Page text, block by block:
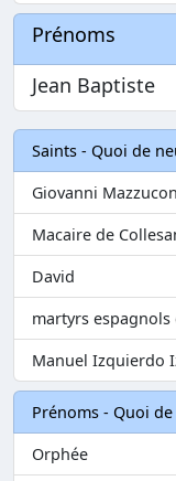
Prénoms
Jean Baptiste
Saints - Quoi de
Giovanni
Macaire de
David
martyrs espagnols
Manuel Izquierdo
Prénoms - Quoi
Orphée